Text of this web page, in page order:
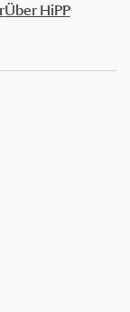
Über HiPP